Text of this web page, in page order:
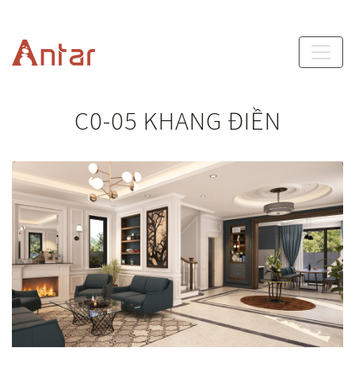
C0-05 KHANG ĐIỀN